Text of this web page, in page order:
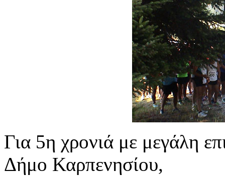
Για 5η χρονιά με μεγάλη
Δήμο Καρπενησίου,